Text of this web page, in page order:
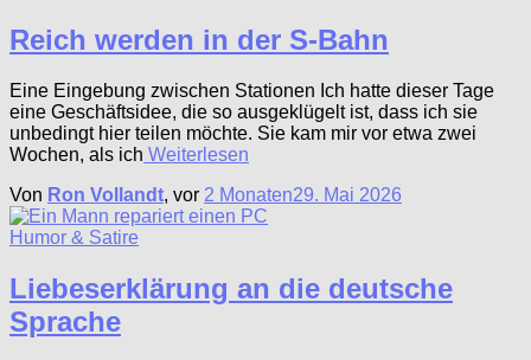
Reich werden in der S-Bahn
Eine Eingebung zwischen Stationen Ich hatte dieser Tage
eine Geschäftsidee, die so ausgeklügelt ist, dass ich sie
unbedingt hier teilen möchte. Sie kam mir vor etwa zwei
Wochen, als ich Weiterlesen
Von Ron Vollandt, vor 2 Monaten29. Mai 2026
Humor & Satire
Liebeserklärung an die deutsche
Sprache